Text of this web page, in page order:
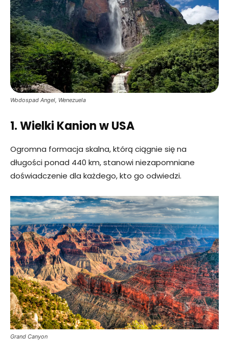
Wodospad Angel, Wenezuela
1. Wielki Kanion w USA
Ogromna formacja skalna, którą ciągnie się na
długości ponad 440 km, stanowi niezapomniane
doświadczenie dla każdego, kto go odwiedzi.
Grand Canyon